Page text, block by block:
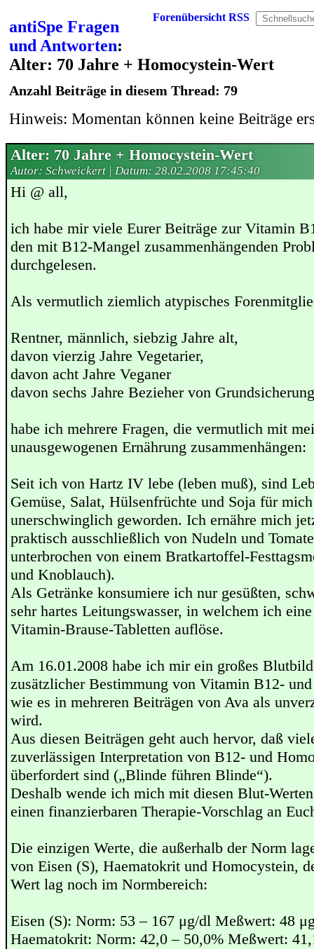
Forenübersicht RSS
antiSpe Fragen
und Antworten:
Alter: 70 Jahre + Homocystein-Wert
Anzahl Beiträge in diesem Thread: 79
Hinweis: Momentan können keine Beiträge
Alter: 70 Jahre + Homocystein-Wert
Autor: Schweickert | Datum: 28.02.2008 17:45:40
Hi @ all,
ich habe mir viele Eurer Beiträge zur Vitamin
den mit B12-Mangel zusammenhängenden
durchgelesen.
Als vermutlich ziemlich atypisches
Rentner, männlich, siebzig Jahre alt,
davon vierzig Jahre Vegetarier,
davon acht Jahre Veganer
davon sechs Jahre Bezieher von
habe ich mehrere Fragen, die vermutlich mit
unausgewogenen Ernährung zusammenhängen:
Seit ich von Hartz IV lebe (leben muß), sind
Gemüse, Salat, Hülsenfrüchte und Soja für
unerschwinglich geworden. Ich ernähre mich
praktisch ausschließlich von Nudeln und
unterbrochen von einem Bratkartoffel-
und Knoblauch).
Als Getränke konsumiere ich nur gesüßten,
sehr hartes Leitungswasser, in welchem ich
Vitamin-Brause-Tabletten auflöse.
Am 16.01.2008 habe ich mir ein großes
zusätzlicher Bestimmung von Vitamin B12-
wie es in mehreren Beiträgen von Ava als
wird.
Aus diesen Beiträgen geht auch hervor, daß
zuverlässigen Interpretation von B12- und
überfordert sind („Blinde führen Blinde“).
Deshalb wende ich mich mit diesen Blut-
einen finanzierbaren Therapie-Vorschlag an
Die einzigen Werte, die außerhalb der Norm
von Eisen (S), Haematokrit und Homocystein,
Wert lag noch im Normbereich:
Eisen (S): Norm: 53 – 167 μg/dl Meßwert: 48
Haematokrit: Norm: 42,0 – 50,0% Meßwert: